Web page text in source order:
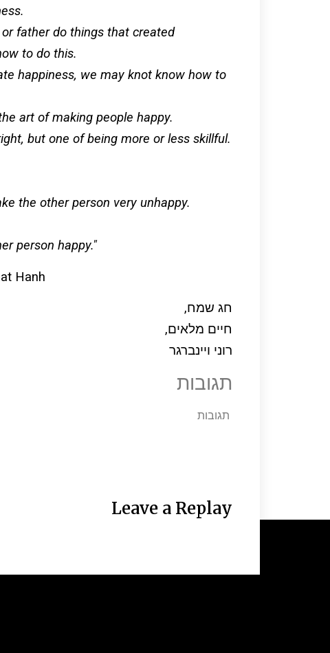
father do things that created
to do this.
happiness, we may knot know how to
art of making people happy.
but one of being more or less skillful.
the other person very unhappy.
person happy."
Hanh
חג שמח,
חיים מלאים,
רוני ויינברגר
תגובות
תגובות
Leave a Replay